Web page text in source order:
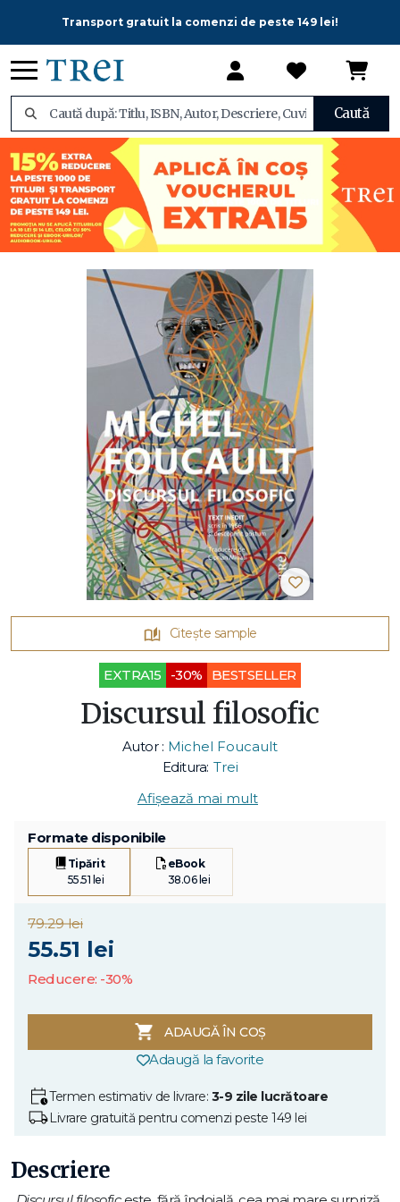
Transport gratuit la comenzi de peste 149 lei!
Caută
Citește sample
EXTRA15 -30% BESTSELLER
Discursul filosofic
Autor : Michel Foucault
Editura: Trei
Afișează mai mult
Formate disponibile
Tipărit
55.51 lei
eBook
38.06 lei
79.29 lei
55.51 lei
Reducere: -30%
ADAUGĂ ÎN COȘ
Adaugă la favorite
Termen estimativ de livrare: 3-9 zile lucrătoare
Livrare gratuită pentru comenzi peste 149 lei
Descriere